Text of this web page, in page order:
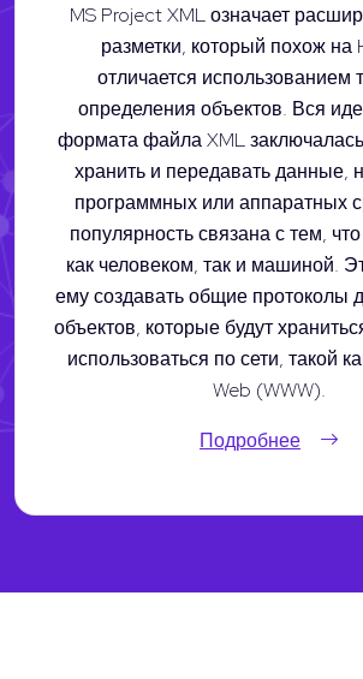
MS Project XML означает
разметки, который похож на
отличается использованием
определения объектов. Вся
формата файла XML
хранить и передавать данные,
программных или аппаратных
популярность связана с тем,
как человеком, так и машиной.
ему создавать общие протоколы
объектов, которые будут
использоваться по сети, такой
Web (WWW).
Подробнее